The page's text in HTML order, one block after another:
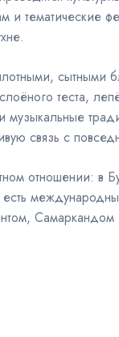
и тематические
теста,
музыкальные
связь с
отношении: в